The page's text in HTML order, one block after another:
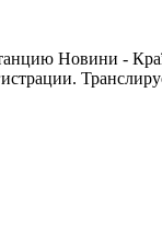
Новини -